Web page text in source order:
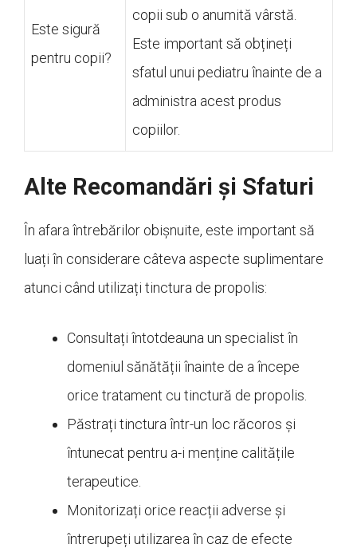
Este sigură
pentru copii?
copii sub o anumită vârstă.
Este important să obțineți
sfatul unui pediatru înainte de a
administra acest produs
copiilor.
Alte Recomandări și Sfaturi
În afara întrebărilor obișnuite, este important să
luați în considerare câteva aspecte suplimentare
atunci când utilizați tinctura de propolis:
Consultați întotdeauna un specialist în
domeniul sănătății înainte de a începe
orice tratament cu tinctură de propolis.
Păstrați tinctura într-un loc răcoros și
întunecat pentru a-i menține calitățile
terapeutice.
Monitorizați orice reacții adverse și
întrerupeți utilizarea în caz de efecte